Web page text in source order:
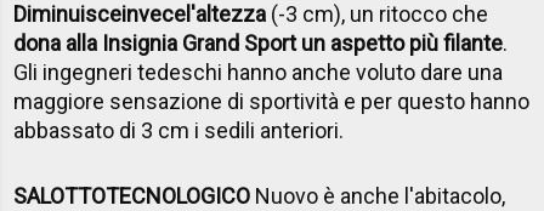
Diminuisceinvece l'altezza (-3 cm), un ritocco che
dona alla Insignia Grand Sport un aspetto più filante.
Gli ingegneri tedeschi hanno anche voluto dare una
maggiore sensazione di sportività e per questo hanno
abbassato di 3 cm i sedili anteriori.
SALOTTOTECNOLOGICO Nuovo è anche l'abitacolo,